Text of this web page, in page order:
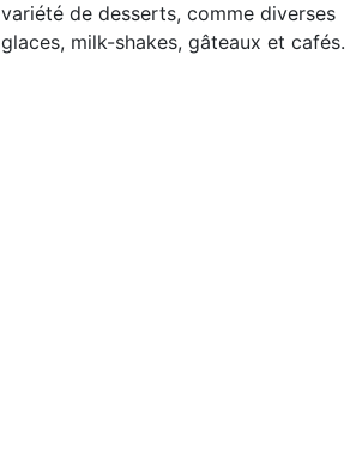
variété de desserts, comme diverses
glaces, milk-shakes, gâteaux et cafés.